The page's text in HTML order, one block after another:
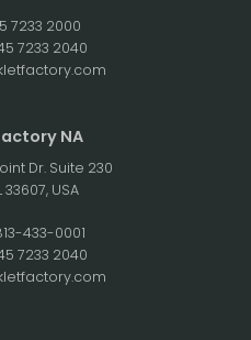
7233 2000
7233 2040
NA
Dr. Suite 230
USA
433-0001
7233 2040